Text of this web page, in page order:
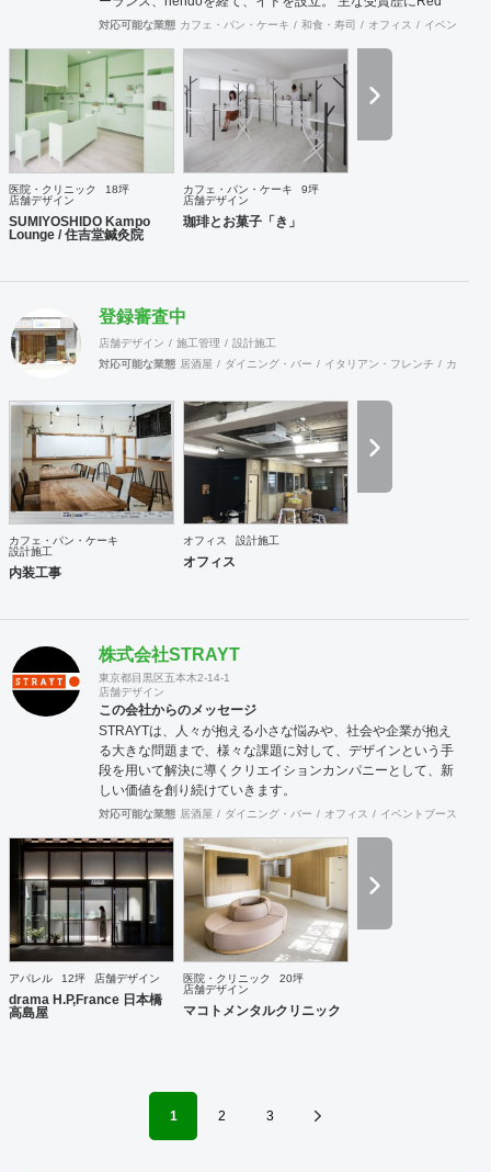
Dot Design Award、World Interiors News Award Winnerなど
対応可能な業態 カフェ・パン・ケーキ 和食・寿司 オフィス イベントブ
医院・クリニック
18坪
店舗デザイン
SUMIYOSHIDO Kampo
Lounge / 住吉堂鍼灸院
カフェ・パン・ケーキ
9坪
店舗デザイン
珈琲とお菓子「き」
登録審査中
店舗デザイン 施工管理
設計施工
対応可能な業態 居酒屋 ダイニング・バー イタリアン・フレンチ カフェ
カフェ・パン・ケーキ
設計施工
内装工事
オフィス 設計施工
オフィス
株式会社STRAYT
東京都目黒区五本木2-14-1
店舗デザイン
この会社からのメッセージ
STRAYTは、人々が抱える小さな悩みや、社会や企業が抱え
る大きな問題まで、様々な課題に対して、デザインという手
段を用いて解決に導くクリエイションカンパニーとして、新
しい価値を創り続けていきます。
対応可能な業態 居酒屋 ダイニング・バー オフィス イベントブース・シ
アパレル 12坪 店舗デザイン
drama H.P,France 日本橋
高島屋
医院・クリニック
20坪
店舗デザイン
マコトメンタルクリニック
1 2 3